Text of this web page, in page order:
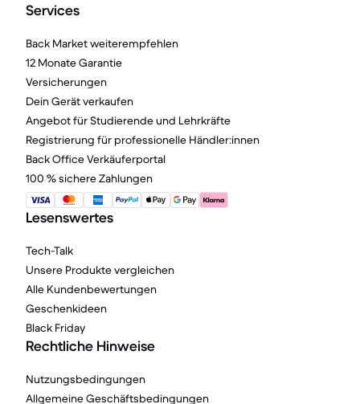
Services
Back Market weiterempfehlen
12 Monate Garantie
Versicherungen
Dein Gerät verkaufen
Angebot für Studierende und Lehrkräfte
Registrierung für professionelle Händler:innen
Back Office Verkäuferportal
100 % sichere Zahlungen
Lesenswertes
Tech-Talk
Unsere Produkte vergleichen
Alle Kundenbewertungen
Geschenkideen
Black Friday
Rechtliche Hinweise
Nutzungsbedingungen
Allgemeine Geschäftsbedingungen